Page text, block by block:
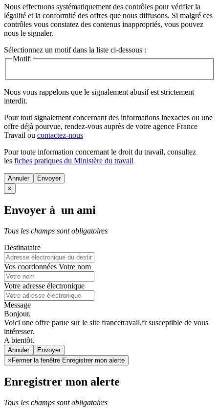
Nous effectuons systématiquement des contrôles pour vérifier la
légalité et la conformité des offres que nous diffusons. Si malgré ces
contrôles vous constatez des contenus inappropriés, vous pouvez
nous le signaler.
Sélectionnez un motif dans la liste ci-dessous :
Motif:
Nous vous rappelons que le signalement abusif est strictement
interdit.
Pour tout signalement concernant des informations inexactes ou une
offre déjà pourvue, rendez-vous auprès de votre agence France
Travail ou contactez-nous
Pour toute information concernant le droit du travail, consultez
les fiches pratiques du Ministère du travail
Annuler
×
Envoyer à un ami
Tous les champs sont obligatoires
Destinataire
Vos coordonnées Votre nom
Votre adresse électronique
Message
Bonjour,
Voici une offre parue sur le site francetravail.fr susceptible de vous
intéresser.
A bientôt.
Annuler
× Fermer la fenêtre Enregistrer mon alerte
Enregistrer mon alerte
Tous les champs sont obligatoires